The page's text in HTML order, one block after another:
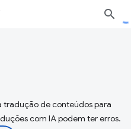
tradução de conteúdos para
com IA podem ter erros.